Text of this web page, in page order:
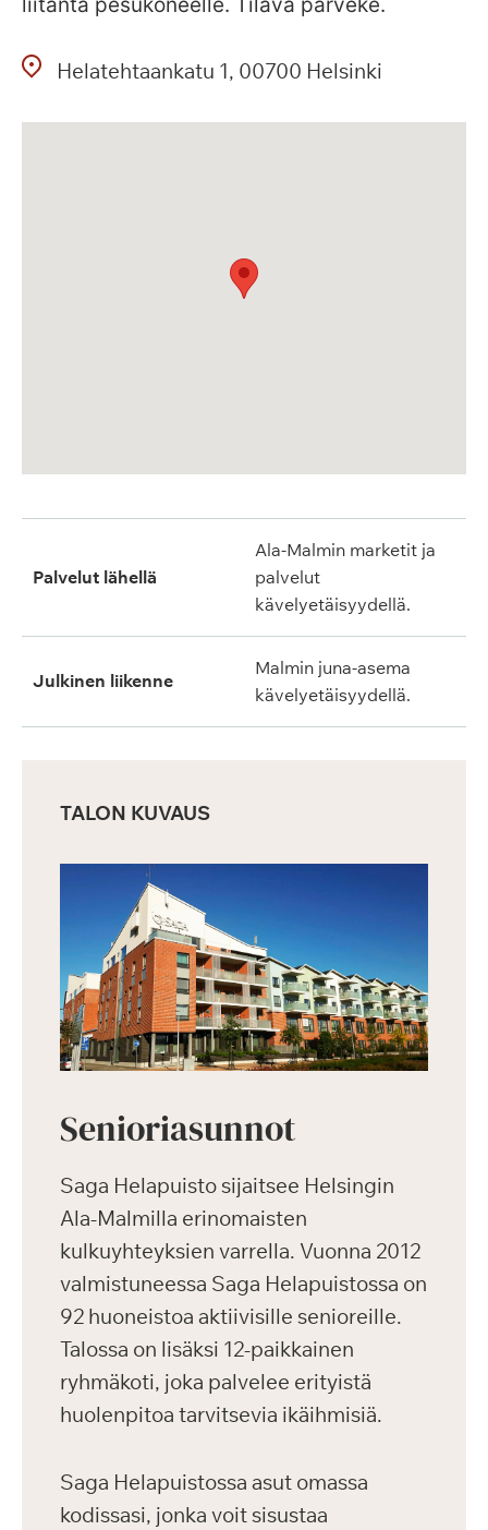
Helatehtaankatu 1 00700 Helsinki
Palvelut lähellä
Ala-Malmin marketit ja
palvelut
kävelyetäisyydellä.
Julkinen liikenne
Malmin juna-asema
kävelyetäisyydellä.
TALON KUVAUS
Senioriasunnot
Saga Helapuisto sijaitsee Helsingin
Ala-Malmilla erinomaisten
kulkuyhteyksien varrella. Vuonna 2012
valmistuneessa Saga Helapuistossa on
92 huoneistoa aktiivisille senioreille.
Talossa on lisäksi 12-paikkainen
ryhmäkoti, joka palvelee erityistä
huolenpitoa tarvitsevia ikäihmisiä.
Saga Helapuistossa asut omassa
kodissasi, jonka voit sisustaa